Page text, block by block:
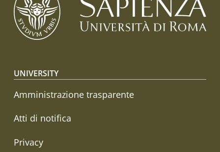
Footer menu
UNIVERSITY
Amministrazione trasparente
Atti di notifica
Privacy